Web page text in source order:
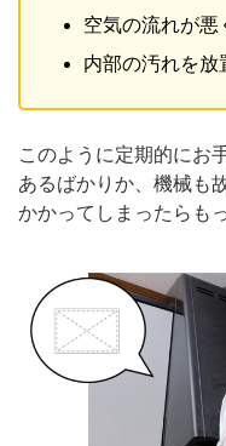
空気の流れが悪
内部の汚れを放
このように定期的にお
あるばかりか、機械も
かかってしまったらも